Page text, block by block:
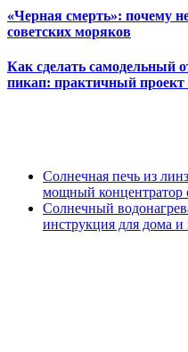
«Черная смерть»: почему
советских моряков
Как сделать самодельный
пикап: практичный
Солнечная печь из
мощный концентратор
Солнечный
инструкция для дома